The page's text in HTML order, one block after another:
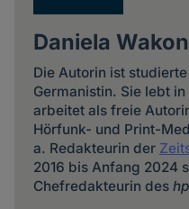
Daniela
Die Autorin ist
Germanistin. Sie lebt
arbeitet als freie
Hörfunk- und Print-
a. Redakteurin der
2016 bis Anfang 2024
Chefredakteurin des